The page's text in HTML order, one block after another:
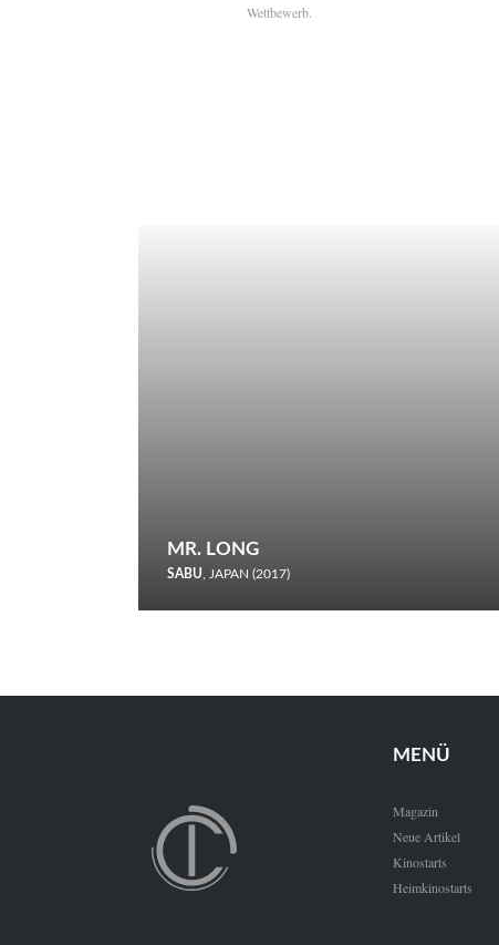
Wettbewerb.
MR. LONG
SABU, JAPAN (2017)
den Wettbewerb.
MENÜ
Magazin
Neue Artikel
Kinostarts
Heimkinostarts